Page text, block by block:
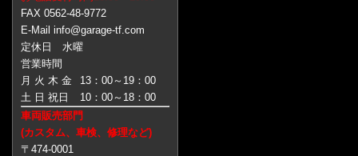
FAX 0562-48-9772
E-Mail info@garage-tf.com
定休日 水曜
営業時間
月 火 木 金
13：00～19：00
土 日 祝日
10：00～18：00
車両販売部門
(カスタム、車検、修理など)
〒474-0001